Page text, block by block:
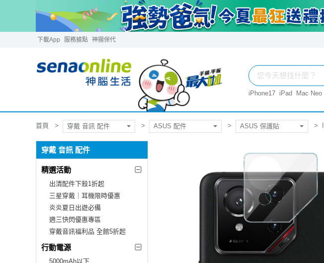
下載App 服務據點 神揚保代
iPhone17 iPad Mac Neo
首頁 穿戴 音訊 配件 ASUS 配件 ASUS 保護貼
穿戴 音訊 配件
精選活動
出清配件下殺1折起
三星穿戴｜耳機限時優惠
炎炎夏日出遊必備
週三快閃優惠專區
穿戴音訊福利品 全館5折起
行動電源
5000mAh以下